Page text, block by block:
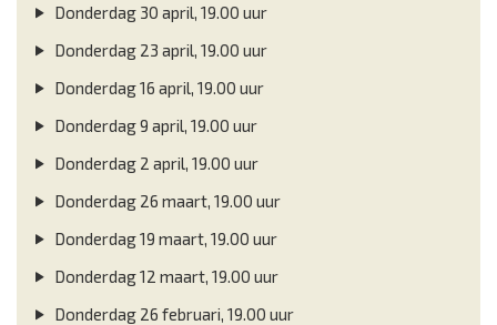
Donderdag 30 april, 19.00 uur
Donderdag 23 april, 19.00 uur
Donderdag 16 april, 19.00 uur
Donderdag 9 april, 19.00 uur
Donderdag 2 april, 19.00 uur
Donderdag 26 maart, 19.00 uur
Donderdag 19 maart, 19.00 uur
Donderdag 12 maart, 19.00 uur
Donderdag 26 februari, 19.00 uur